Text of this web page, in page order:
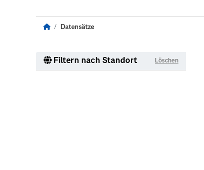
Datensätze
Filtern nach Standort Löschen